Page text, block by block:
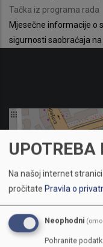
Tačka iz programa rada
Mjesečne informacije o
sigurnosti saobraćaja
UPOTREBA
Na našoj internet
pročitate Pravila o
Neophodni
Pohranite